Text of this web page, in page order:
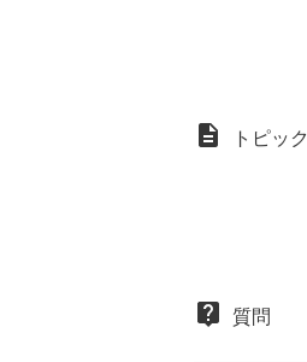
トピック
質問